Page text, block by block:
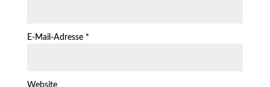
E-Mail-Adresse *
Website